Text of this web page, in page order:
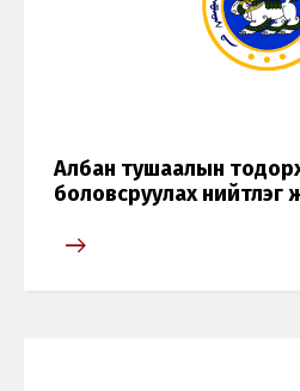
Албан тушаалын
боловсруулах нийтлэг